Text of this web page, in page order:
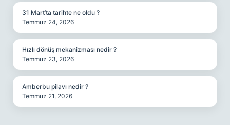
31 Mart’ta tarihte ne oldu ?
Temmuz 24, 2026
Hızlı dönüş mekanizması nedir ?
Temmuz 23, 2026
Amberbu pilavı nedir ?
Temmuz 21, 2026